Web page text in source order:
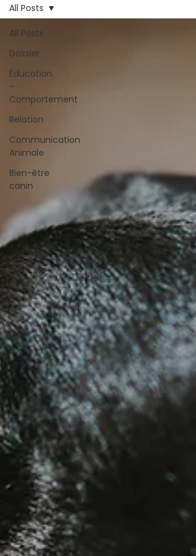
All Posts
Dossier
Éducation
-
Comportement
Relation
Communication
Animale
Bien-être
canin
All Posts